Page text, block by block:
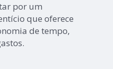
por um
que oferece
de tempo,